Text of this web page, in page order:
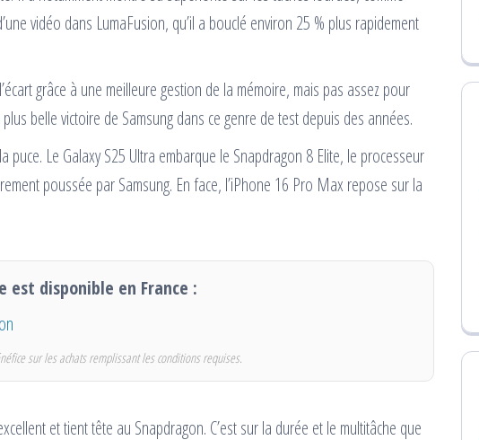
vidéo dans LumaFusion, qu’il a bouclé environ 25 % plus rapidement
grâce à une meilleure gestion de la mémoire, mais pas assez pour
belle victoire de Samsung dans ce genre de test depuis des années.
puce. Le Galaxy S25 Ultra embarque le Snapdragon 8 Elite, le processeur
poussée par Samsung. En face, l’iPhone 16 Pro Max repose sur la
est disponible en France :
sur les achats remplissant les conditions requises.
et tient tête au Snapdragon. C’est sur la durée et le multitâche que